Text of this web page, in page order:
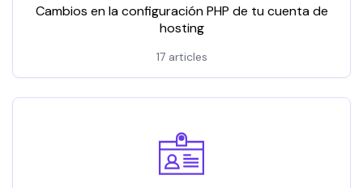
Cambios en la configuración PHP de tu cuenta de
hosting
17 articles